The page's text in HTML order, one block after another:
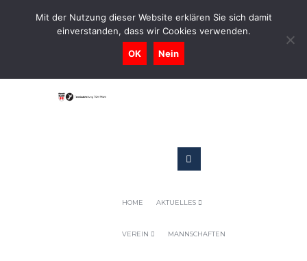
0731-9716400
Geschaeftsstelle@tennis-tsv-pfuhl.de
HOME AKTUELLES
VEREIN MANNSCHAFTEN
Mit der Nutzung dieser Website erklären Sie sich damit
einverstanden, dass wir Cookies verwenden.
OK Nein